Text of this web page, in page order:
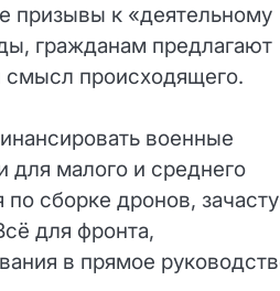
призывы к «деятельному
гражданам предлагают
смысл происходящего.
военные
для малого и среднего
сборке дронов,
для фронта,
в прямое